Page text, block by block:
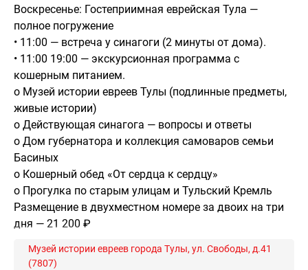
Воскресенье: Гостеприимная еврейская Тула —
полное погружение
• 11:00 — встреча у синагоги (2 минуты от дома).
• 11:00 19:00 — экскурсионная программа с
кошерным питанием.
o Музей истории евреев Тулы (подлинные предметы,
живые истории)
o Действующая синагога — вопросы и ответы
o Дом губернатора и коллекция самоваров семьи
Басиных
o Кошерный обед «От сердца к сердцу»
o Прогулка по старым улицам и Тульский Кремль
Размещение в двухместном номере за двоих на три
дня — 21 200 ₽
Музей истории евреев города Тулы, ул. Свободы, д.41
(7807)